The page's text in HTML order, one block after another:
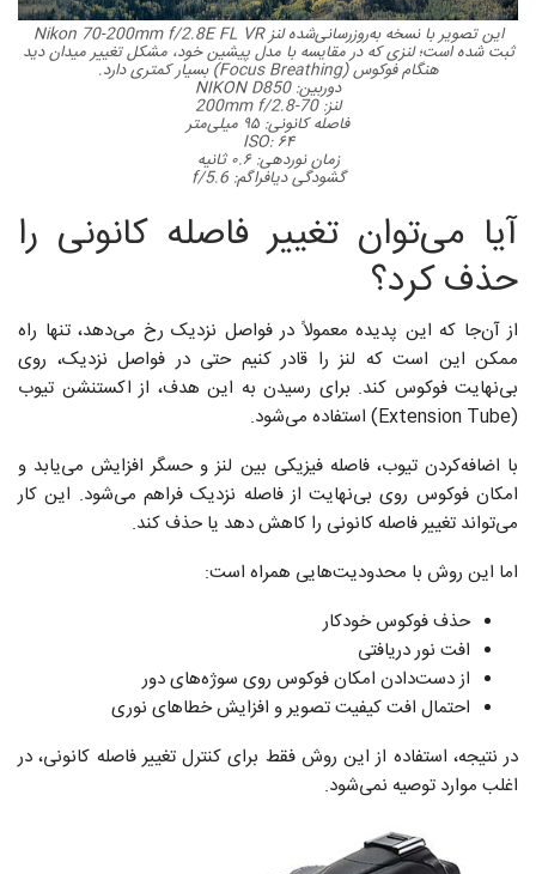
این تصویر با نسخه به‌روزرسانی‌شده لنز Nikon 70-200mm f/2.8E FL VR
ثبت شده است؛ لنزی که در مقایسه با مدل پیشین خود، مشکل تغییر میدان دید
هنگام فوکوس (Focus Breathing) بسیار کمتری دارد.
دوربین: NIKON D850
لنز: 70-200mm f/2.8
فاصله کانونی: ۹۵ میلی‌متر
ISO: ۶۴
زمان نوردهی: ۰.۶ ثانیه
گشودگی دیافراگم: f/5.6
آیا می‌توان تغییر فاصله‌ کانونی را
حذف کرد؟
از آن‌جا که این پدیده معمولاً در فواصل نزدیک رخ می‌دهد، تنها راه
ممکن این است که لنز را قادر کنیم حتی در فواصل نزدیک، روی
بی‌نهایت فوکوس کند. برای رسیدن به این هدف، از اکستنشن تیوب
(Extension Tube) استفاده می‌شود.
با اضافه‌کردن تیوب، فاصله‌ فیزیکی بین لنز و حسگر افزایش می‌یابد و
امکان فوکوس روی بی‌نهایت از فاصله‌ نزدیک فراهم می‌شود. این کار
می‌تواند تغییر فاصله کانونی را کاهش دهد یا حذف کند.
اما این روش با محدودیت‌هایی همراه است:
حذف فوکوس خودکار
افت نور دریافتی
از دست‌دادن امکان فوکوس روی سوژه‌های دور
احتمال افت کیفیت تصویر و افزایش خطاهای نوری
در نتیجه، استفاده از این روش فقط برای کنترل تغییر فاصله‌ کانونی، در
اغلب موارد توصیه نمی‌شود.